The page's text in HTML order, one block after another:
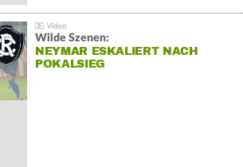
Wilde Szenen:
NEYMAR ESKALIERT NACH
POKALSIEG